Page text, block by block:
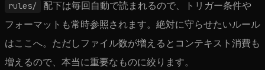
rules/
配下は毎回自動で読まれるので、トリガー条件や
フォーマットも常時参照されます。絶対に守らせたいルール
はここへ。ただしファイル数が増えるとコンテキスト消費も
増えるので、本当に重要なものに絞ります。